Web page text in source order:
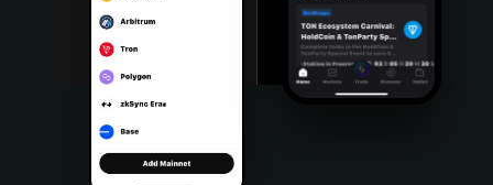
Bahasa Indonesia
Português (Brasil)
Español (Argentina)